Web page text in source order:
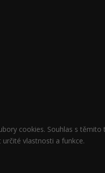
cookies. Souhlas s
vlastnosti a funkce.